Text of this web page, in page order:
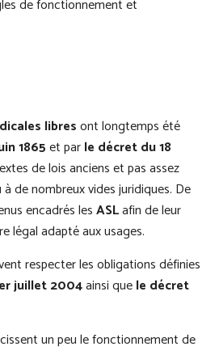
de fonctionnement et
libresont longtemps été
1865et parle décret du 18
de lois anciens et pas assez
de nombreux vides juridiques. De
encadrés lesASLafin de leur
légal adapté aux usages.
respecter les obligations définies
juillet 2004ainsi quele décret
un peu le fonctionnement de